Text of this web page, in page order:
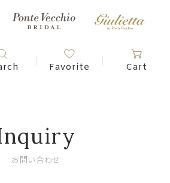
お問い合わせ